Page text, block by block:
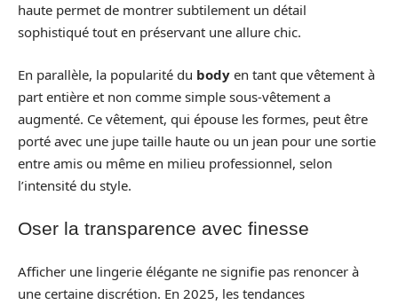
haute permet de montrer subtilement un détail
sophistiqué tout en préservant une allure chic.
En parallèle, la popularité du body en tant que vêtement à
part entière et non comme simple sous-vêtement a
augmenté. Ce vêtement, qui épouse les formes, peut être
porté avec une jupe taille haute ou un jean pour une sortie
entre amis ou même en milieu professionnel, selon
l’intensité du style.
Oser la transparence avec finesse
Afficher une lingerie élégante ne signifie pas renoncer à
une certaine discrétion. En 2025, les tendances